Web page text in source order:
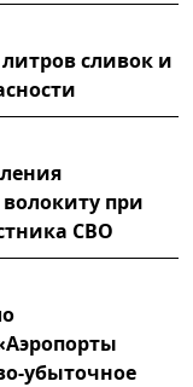
сливок и
при
СВО
убыточное